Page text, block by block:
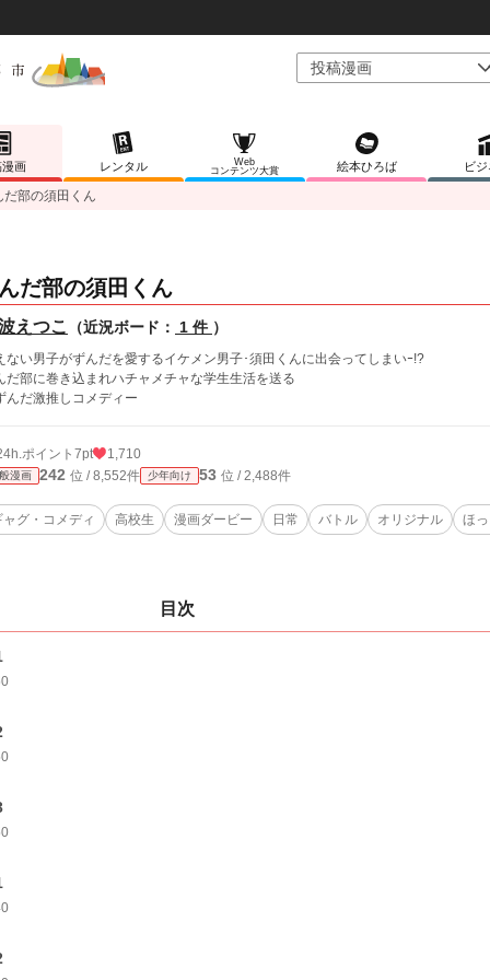
画 レンタル
Web
コンテンツ大賞
絵本ひろば ビジ
だ部の須田くん
だ部の須田くん
えつこ （近況ボード： 1 件 ）
ない男子がずんだを愛するイケメン男子･須田くんに出会ってしまいｰ!?
だ部に巻き込まれハチャメチャな学生生活を送る
んだ激推しコメディー
ポイント 7pt 1,710
漫画 242 位 / 8,552件 少年向け 53 位 / 2,488件
ャグ・コメディ 高校生 漫画ダービー 日常 バトル オリジナル ほっ
目次